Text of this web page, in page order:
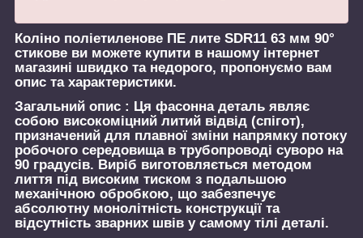
Коліно поліетиленове ПЕ лите SDR11 63 мм 90°
стикове ви можете купити в нашому інтернет
магазині швидко та недорого, пропонуємо вам
опис та характеристики.
Загальний опис : Ця фасонна деталь являє
собою високоміцний литий відвід (спігот),
призначений для плавної зміни напрямку потоку
робочого середовища в трубопроводі суворо на
90 градусів. Виріб виготовляється методом
лиття під високим тиском з подальшою
механічною обробкою, що забезпечує
абсолютну монолітність конструкції та
відсутність зварних швів у самому тілі деталі.